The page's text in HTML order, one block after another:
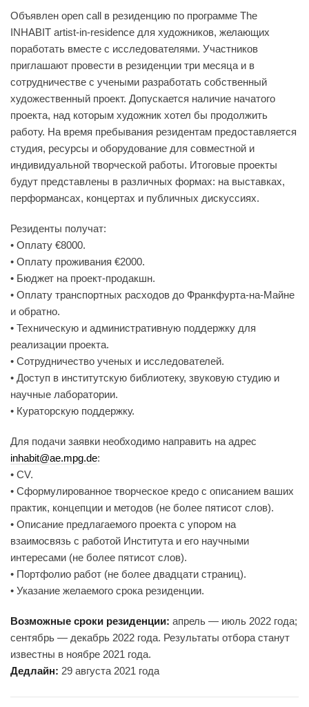
Объявлен open call в резиденцию по программе The
INHABIT artist-in-residence для художников, желающих
поработать вместе с исследователями. Участников
приглашают провести в резиденции три месяца и в
сотрудничестве с учеными разработать собственный
художественный проект. Допускается наличие начатого
проекта, над которым художник хотел бы продолжить
работу. На время пребывания резидентам предоставляется
студия, ресурсы и оборудование для совместной и
индивидуальной творческой работы. Итоговые проекты
будут представлены в различных формах: на выставках,
перформансах, концертах и публичных дискуссиях.
Резиденты получат:
• Оплату €8000.
• Оплату проживания €2000.
• Бюджет на проект-продакшн.
• Оплату транспортных расходов до Франкфурта-на-Майне
и обратно.
• Техническую и административную поддержку для
реализации проекта.
• Сотрудничество ученых и исследователей.
• Доступ в институтскую библиотеку, звуковую студию и
научные лаборатории.
• Кураторскую поддержку.
Для подачи заявки необходимо направить на адрес
inhabit@ae.mpg.de:
• CV.
• Сформулированное творческое кредо с описанием ваших
практик, концепции и методов (не более пятисот слов).
• Описание предлагаемого проекта с упором на
взаимосвязь с работой Института и его научными
интересами (не более пятисот слов).
• Портфолио работ (не более двадцати страниц).
• Указание желаемого срока резиденции.
Возможные сроки резиденции: апрель — июль 2022 года;
сентябрь — декабрь 2022 года. Результаты отбора станут
известны в ноябре 2021 года.
Дедлайн: 29 августа 2021 года